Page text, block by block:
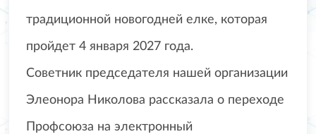
традиционной новогодней елке, которая
пройдет 4 января 2027 года.
Советник председателя нашей организации
Элеонора Николова рассказала о переходе
Профсоюза на электронный